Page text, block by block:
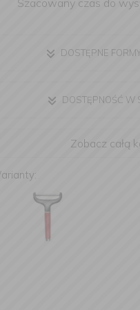
Szacowany czas do
DOSTĘPNE
DOSTĘPNOŚĆ W
Zobacz całą